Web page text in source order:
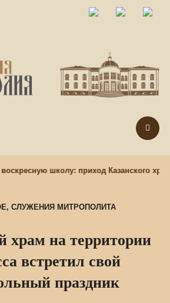
школу: приход Казанского
, СЛУЖЕНИЯ МИТРОПОЛИТА
храм на территории
встретил свой
праздник